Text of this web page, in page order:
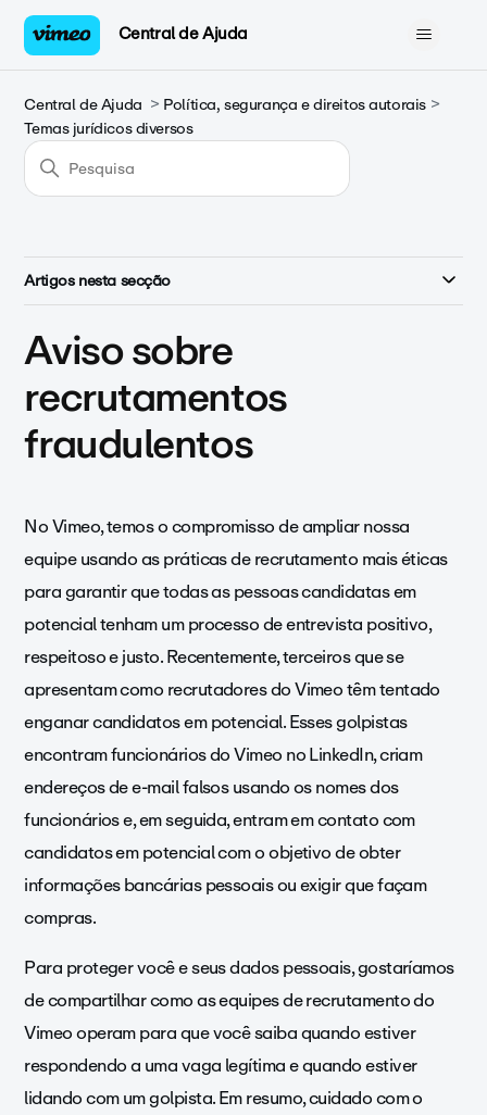
Central de Ajuda
Central de Ajuda
Política, segurança e direitos autorais
Temas jurídicos diversos
Artigos nesta secção
Aviso sobre
recrutamentos
fraudulentos
No Vimeo, temos o compromisso de ampliar nossa
equipe usando as práticas de recrutamento mais éticas
para garantir que todas as pessoas candidatas em
potencial tenham um processo de entrevista positivo,
respeitoso e justo. Recentemente, terceiros que se
apresentam como recrutadores do Vimeo têm tentado
enganar candidatos em potencial. Esses golpistas
encontram funcionários do Vimeo no LinkedIn, criam
endereços de e-mail falsos usando os nomes dos
funcionários e, em seguida, entram em contato com
candidatos em potencial com o objetivo de obter
informações bancárias pessoais ou exigir que façam
compras.
Para proteger você e seus dados pessoais, gostaríamos
de compartilhar como as equipes de recrutamento do
Vimeo operam para que você saiba quando estiver
respondendo a uma vaga legítima e quando estiver
lidando com um golpista. Em resumo, cuidado com o